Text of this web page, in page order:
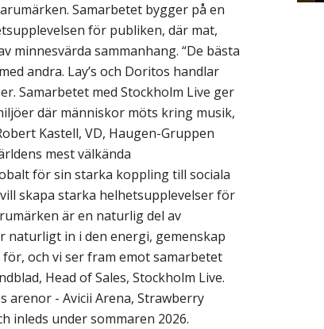
Samarbetet bygger på en
för publiken, där mat,
minnesvärda sammanhang. “De bästa
andra. Lay’s och Doritos handlar
Samarbetet med Stockholm Live ger
där människor möts kring musik,
Kastell, VD, Haugen-Gruppen
mest välkända
för sin starka koppling till sociala
skapa starka helhetsupplevelser för
är en naturlig del av
naturligt in i den energi, gemenskap
och vi ser fram emot samarbetet
Head of Sales, Stockholm Live.
arenor - Avicii Arena, Strawberry
inleds under sommaren 2026.